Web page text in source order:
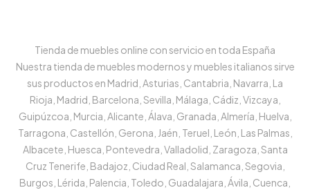
Tienda de muebles online con servicio en toda España
Nuestra tienda de muebles modernos y muebles italianos sirve
sus productos en Madrid, Asturias, Cantabria, Navarra, La
Rioja, Madrid, Barcelona, Sevilla, Málaga, Cádiz, Vizcaya,
Guipúzcoa, Murcia, Alicante, Álava, Granada, Almería, Huelva,
Tarragona, Castellón, Gerona, Jaén, Teruel, León, Las Palmas,
Albacete, Huesca, Pontevedra, Valladolid, Zaragoza, Santa
Cruz Tenerife, Badajoz, Ciudad Real, Salamanca, Segovia,
Burgos, Lérida, Palencia, Toledo, Guadalajara, Ávila, Cuenca,